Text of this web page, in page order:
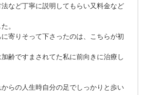
など丁寧に説明してもらい又料金など
。
寄りそって下さったのは、こちらが初
齢ですまされてた私に前向きに治療し
らの人生時自分の足でしっかりと歩い